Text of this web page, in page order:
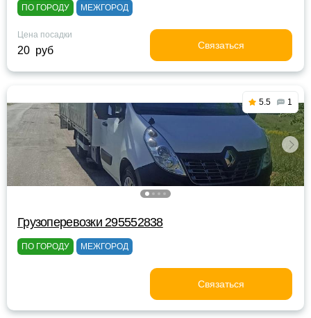
ПО ГОРОДУ МЕЖГОРОД
Цена посадки
20 руб Связаться
5.5 1
Грузоперевозки 295552838
ПО ГОРОДУ МЕЖГОРОД
Связаться